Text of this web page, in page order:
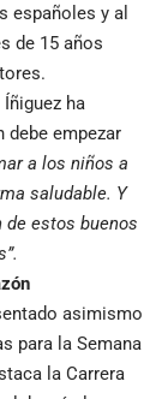
españoles y al
de 15 años
ha
debe empezar
a los niños a
saludable. Y
estos buenos
asimismo
para la Semana
la Carrera